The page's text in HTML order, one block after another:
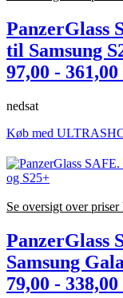
PanzerGlass
til Samsung
97,00 -
nedsat
Køb med
Se oversigt over priser
PanzerGlass
Samsung
79,00 -